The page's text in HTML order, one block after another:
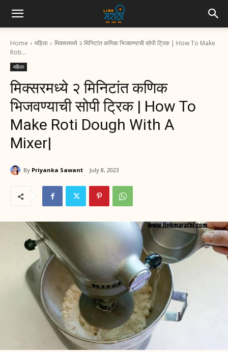
Home महिला
मिक्सरमध्ये २ मिनिटांत कणिक भिजवण्याची सोपी ट्रिक | How To Make
Roti...
महिला
मिक्सरमध्ये २ मिनिटांत कणिक
भिजवण्याची सोपी ट्रिक | How To
Make Roti Dough With A
Mixer|
By Priyanka Sawant July 8, 2023